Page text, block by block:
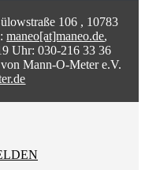
106 , 10783
maneo[at]maneo.de,
Uhr: 030-216 33 36
Mann-O-Meter e.V.